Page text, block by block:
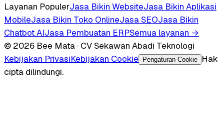
Layanan PopulerJasa Bikin WebsiteJasa Bikin Aplikasi
MobileJasa Bikin Toko OnlineJasa SEOJasa Bikin
Chatbot AIJasa Pembuatan ERPSemua layanan →
© 2026 Bee Mata · CV Sekawan Abadi Teknologi
Kebijakan PrivasiKebijakan Cookie Pengaturan Cookie
Hak
cipta dilindungi.